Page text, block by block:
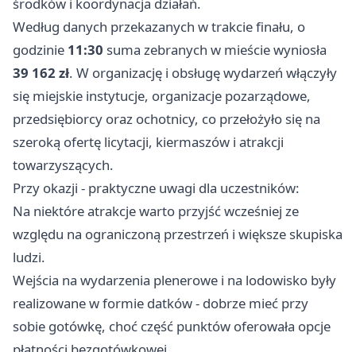
środków i koordynacja działań.
Według danych przekazanych w trakcie finału, o
godzinie 11:30 suma zebranych w mieście wyniosła
39 162 zł. W organizację i obsługę wydarzeń włączyły
się miejskie instytucje, organizacje pozarządowe,
przedsiębiorcy oraz ochotnicy, co przełożyło się na
szeroką ofertę licytacji, kiermaszów i atrakcji
towarzyszących.
Przy okazji - praktyczne uwagi dla uczestników:
Na niektóre atrakcje warto przyjść wcześniej ze
względu na ograniczoną przestrzeń i większe skupiska
ludzi.
Wejścia na wydarzenia plenerowe i na lodowisko były
realizowane w formie datków - dobrze mieć przy
sobie gotówkę, choć część punktów oferowała opcje